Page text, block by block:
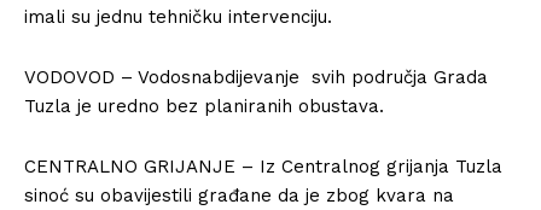
imali su jednu tehničku intervenciju.
VODOVOD – Vodosnabdijevanje svih područja Grada
Tuzla je uredno bez planiranih obustava.
CENTRALNO GRIJANJE – Iz Centralnog grijanja Tuzla
sinoć su obavijestili građane da je zbog kvara na